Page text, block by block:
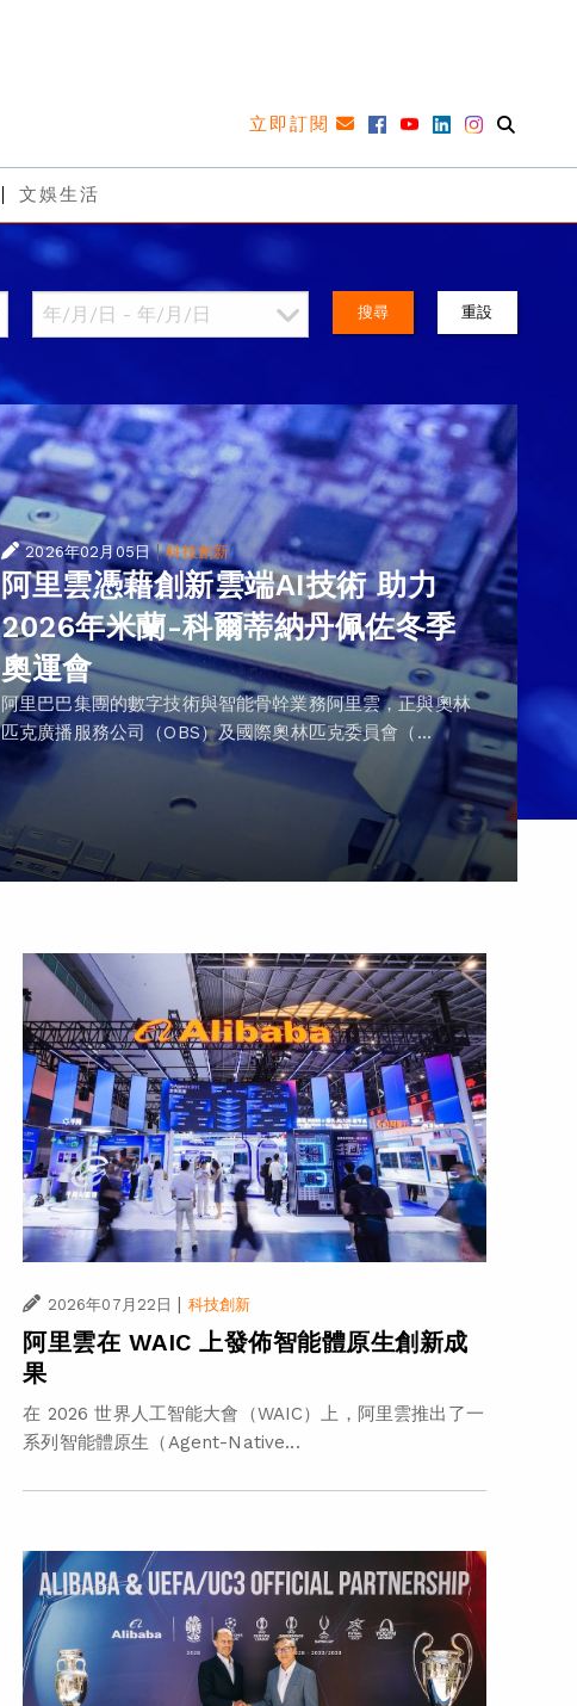
立即訂閱
文娛生活
搜尋 重設
2026年02月05日 |科技創新
阿里雲憑藉創新雲端AI技術 助力
2026年米蘭-科爾蒂納丹佩佐冬季
奧運會
阿里巴巴集團的數字技術與智能骨幹業務阿里雲，正與奧林
匹克廣播服務公司（OBS）及國際奧林匹克委員會（...
2026年07月22日 | 科技創新
阿里雲在 WAIC 上發佈智能體原生創新成
果
在 2026 世界人工智能大會（WAIC）上，阿里雲推出了一
系列智能體原生（Agent-Native...